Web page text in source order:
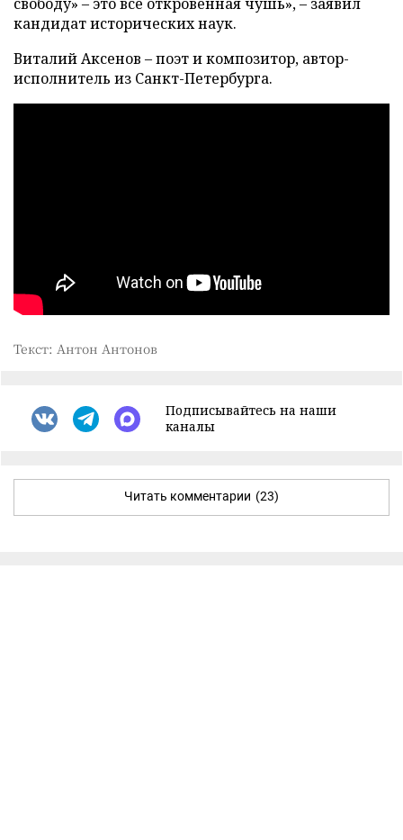
кандидат исторических наук.
Виталий Аксенов – поэт и композитор, автор-
исполнитель из Санкт-Петербурга.
Текст: Антон Антонов
Подписывайтесь на наши
каналы
Читать комментарии (23)